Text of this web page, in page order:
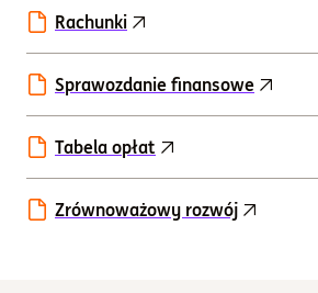
Rachunki
Sprawozdanie finansowe
Tabela opłat
Zrównoważowy rozwój